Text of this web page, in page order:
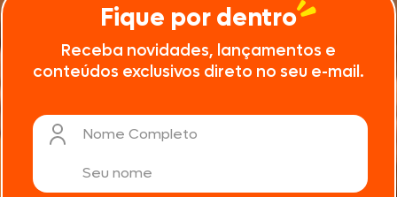
Fique por dentro
Receba novidades, lançamentos e
conteúdos exclusivos direto no seu e-mail.
Nome Completo